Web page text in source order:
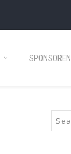
SPONSOREN